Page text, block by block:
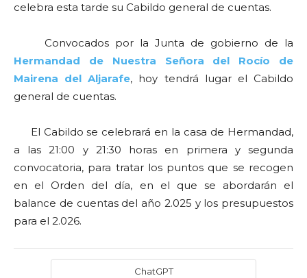
celebra esta tarde su Cabildo general de cuentas.
Convocados por la Junta de gobierno de la
Hermandad de Nuestra Señora del Rocío de
Mairena del Aljarafe, hoy tendrá lugar el Cabildo
general de cuentas.
El Cabildo se celebrará en la casa de Hermandad,
a las 21:00 y 21:30 horas en primera y segunda
convocatoria, para tratar los puntos que se recogen
en el Orden del día, en el que se abordarán el
balance de cuentas del año 2.025 y los presupuestos
para el 2.026.
ChatGPT